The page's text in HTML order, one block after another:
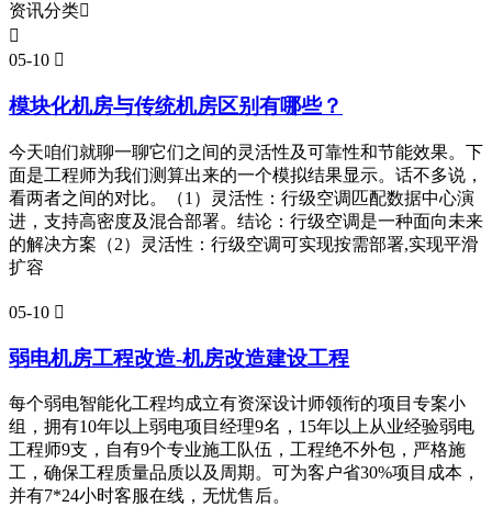
资讯分类

05-10 
模块化机房与传统机房区别有哪些？
今天咱们就聊一聊它们之间的灵活性及可靠性和节能效果。下
面是工程师为我们测算出来的一个模拟结果显示。话不多说，
看两者之间的对比。（1）灵活性：行级空调匹配数据中心演
进，支持高密度及混合部署。结论：行级空调是一种面向未来
的解决方案（2）灵活性：行级空调可实现按需部署,实现平滑
扩容
05-10 
弱电机房工程改造-机房改造建设工程
每个弱电智能化工程均成立有资深设计师领衔的项目专案小
组，拥有10年以上弱电项目经理9名，15年以上从业经验弱电
工程师9支，自有9个专业施工队伍，工程绝不外包，严格施
工，确保工程质量品质以及周期。可为客户省30%项目成本，
并有7*24小时客服在线，无忧售后。